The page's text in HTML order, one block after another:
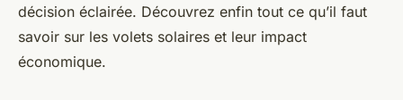
décision éclairée. Découvrez enfin tout ce qu’il faut
savoir sur les volets solaires et leur impact
économique.